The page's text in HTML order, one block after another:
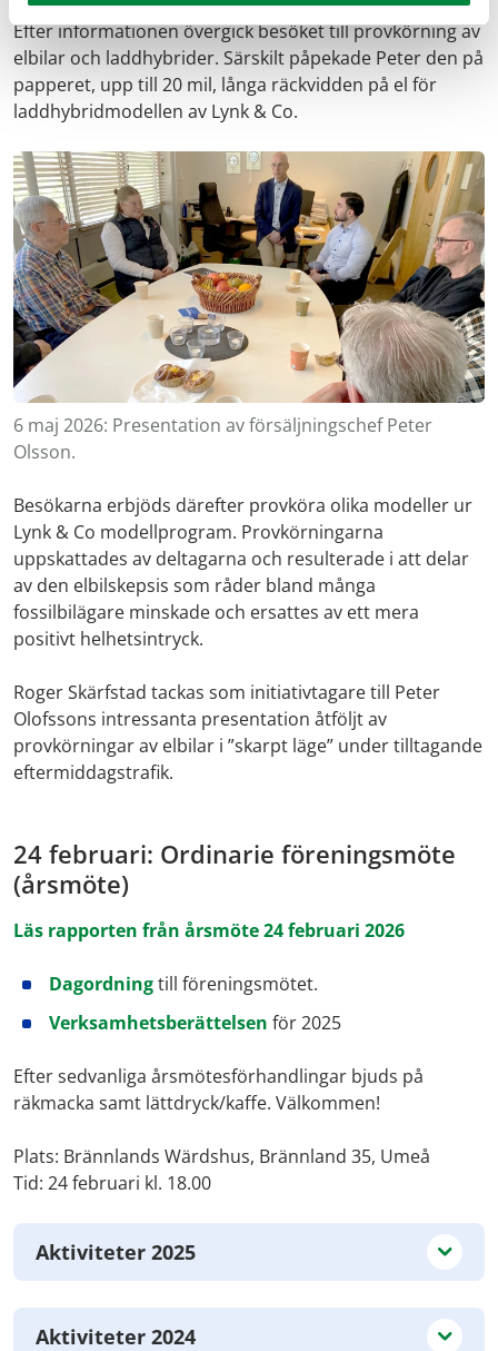
Efter informationen övergick besöket till provkörning av
elbilar och laddhybrider. Särskilt påpekade Peter den på
papperet, upp till 20 mil, långa räckvidden på el för
laddhybridmodellen av Lynk & Co.
6 maj 2026: Presentation av försäljningschef Peter
Olsson.
Besökarna erbjöds därefter provköra olika modeller ur
Lynk & Co modellprogram. Provkörningarna
uppskattades av deltagarna och resulterade i att delar
av den elbilskepsis som råder bland många
fossilbilägare minskade och ersattes av ett mera
positivt helhetsintryck.
Roger Skärfstad tackas som initiativtagare till Peter
Olofssons intressanta presentation åtföljt av
provkörningar av elbilar i ”skarpt läge” under tilltagande
eftermiddagstrafik.
24 februari: Ordinarie föreningsmöte
(årsmöte)
Läs rapporten från årsmöte 24 februari 2026
Dagordningtill föreningsmötet.
Verksamhetsberättelsen för 2025
Efter sedvanliga årsmötesförhandlingar bjuds på
räkmacka samt lättdryck/kaffe. Välkommen!
Plats: Brännlands Wärdshus, Brännland 35, Umeå
Tid: 24 februari kl. 18.00
Aktiviteter 2025
Aktiviteter 2024